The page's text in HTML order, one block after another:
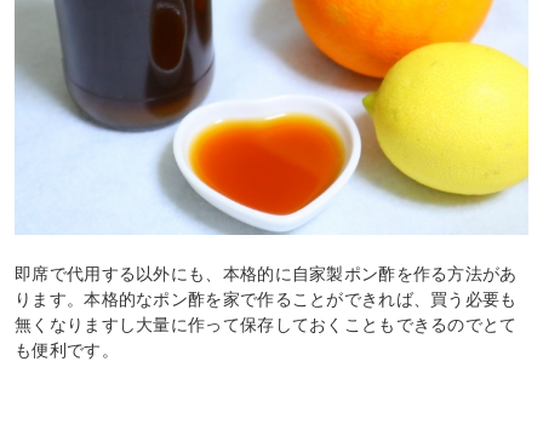
即席で代用する以外にも、本格的に自家製ポン酢を作る方法があ
ります。本格的なポン酢を家で作ることができれば、買う必要も
無くなりますし大量に作って保存しておくこともできるのでとて
も便利です。